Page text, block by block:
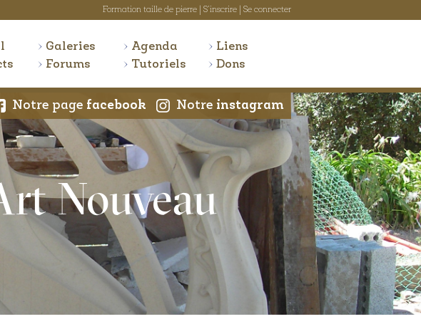
Formation taille de pierre S'inscrire Se connecter
Galeries Agenda
Liens
Forums Tutoriels Dons
Notre page facebook Notre instagram
Nouveau